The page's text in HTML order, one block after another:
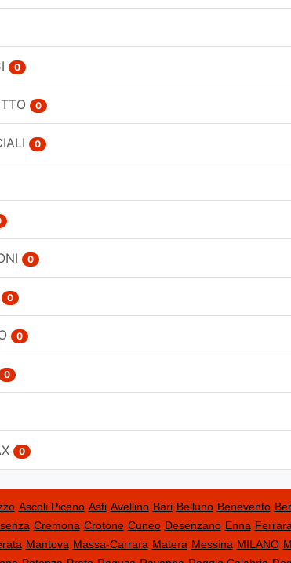
0
0
0
0
0
0
0
0
Ascoli Piceno Asti Avellino Bari Belluno Benevento
Cremona Crotone Cuneo Desenzano Enna Ferrara
Mantova Massa-Carrara Matera Messina MILANO